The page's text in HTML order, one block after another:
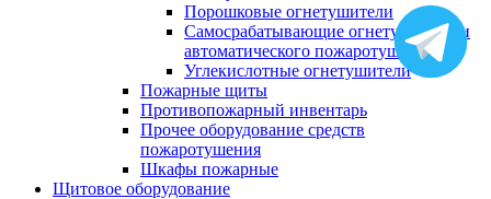
Порошковые огнетушители
Самосрабатывающие огнетушители и
автоматического пожаротушения
Углекислотные огнетушители
Пожарные щиты
Противопожарный инвентарь
Прочее оборудование средств
пожаротушения
Шкафы пожарные
Щитовое оборудование